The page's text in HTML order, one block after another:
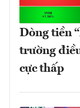
Dòng tiền
trường
cực thấp